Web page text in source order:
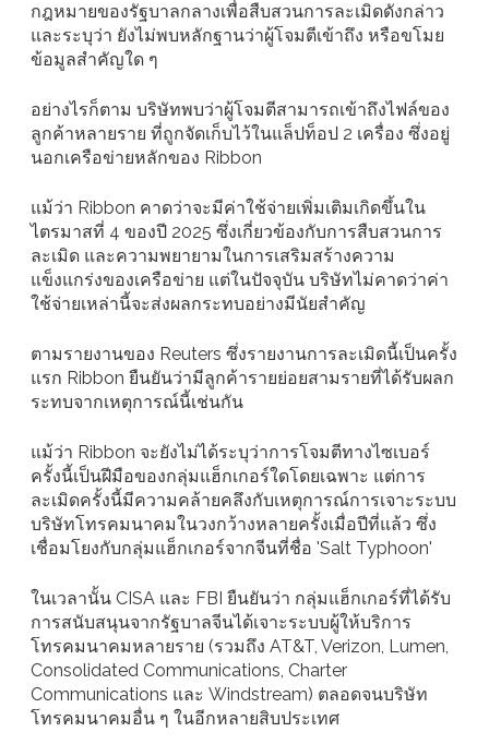
กฎหมายของรัฐบาลกลางเพื่อสืบสวนการละเมิดดังกล่าว
และระบุว่า ยังไม่พบหลักฐานว่าผู้โจมตีเข้าถึง หรือขโมย
ข้อมูลสำคัญใด ๆ
อย่างไรก็ตาม บริษัทพบว่าผู้โจมตีสามารถเข้าถึงไฟล์ของ
ลูกค้าหลายราย ที่ถูกจัดเก็บไว้ในแล็ปท็อป 2 เครื่อง ซึ่งอยู่
นอกเครือข่ายหลักของ Ribbon
แม้ว่า Ribbon คาดว่าจะมีค่าใช้จ่ายเพิ่มเติมเกิดขึ้นใน
ไตรมาสที่ 4 ของปี 2025 ซึ่งเกี่ยวข้องกับการสืบสวนการ
ละเมิด และความพยายามในการเสริมสร้างความ
แข็งแกร่งของเครือข่าย แต่ในปัจจุบัน บริษัทไม่คาดว่าค่า
ใช้จ่ายเหล่านี้จะส่งผลกระทบอย่างมีนัยสำคัญ
ตามรายงานของ Reuters ซึ่งรายงานการละเมิดนี้เป็นครั้ง
แรก Ribbon ยืนยันว่ามีลูกค้ารายย่อยสามรายที่ได้รับผลก
ระทบจากเหตุการณ์นี้เช่นกัน
แม้ว่า Ribbon จะยังไม่ได้ระบุว่าการโจมตีทางไซเบอร์
ครั้งนี้เป็นฝีมือของกลุ่มแฮ็กเกอร์ใดโดยเฉพาะ แต่การ
ละเมิดครั้งนี้มีความคล้ายคลึงกับเหตุการณ์การเจาะระบบ
บริษัทโทรคมนาคมในวงกว้างหลายครั้งเมื่อปีที่แล้ว ซึ่ง
เชื่อมโยงกับกลุ่มแฮ็กเกอร์จากจีนที่ชื่อ 'Salt Typhoon'
ในเวลานั้น CISA และ FBI ยืนยันว่า กลุ่มแฮ็กเกอร์ที่ได้รับ
การสนับสนุนจากรัฐบาลจีนได้เจาะระบบผู้ให้บริการ
โทรคมนาคมหลายราย (รวมถึง AT&T, Verizon, Lumen,
Consolidated Communications, Charter
Communications และ Windstream) ตลอดจนบริษัท
โทรคมนาคมอื่น ๆ ในอีกหลายสิบประเทศ